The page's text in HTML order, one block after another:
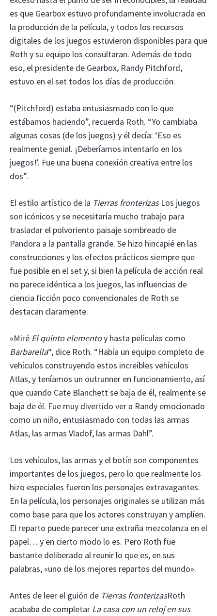
es que Gearbox estuvo profundamente involucrada en
la producción de la película, y todos los recursos
digitales de los juegos estuvieron disponibles para que
Roth y su equipo los consultaran. Además de todo
eso, el presidente de Gearbox, Randy Pitchford,
estuvo en el set todos los días de producción.
“(Pitchford) estaba entusiasmado con lo que
estábamos haciendo”, recuerda Roth. “Yo cambiaba
algunas cosas (de los juegos) y él decía: ‘Eso es
realmente genial. ¡Deberíamos intentarlo en los
juegos!’. Fue una buena conexión creativa entre los
dos”.
El estilo artístico de la Tierras fronterizasLos juegos
son icónicos y se necesitaría mucho trabajo para
trasladar el polvoriento paisaje sombreado de
Pandora a la pantalla grande. Se hizo hincapié en las
construcciones y los efectos prácticos siempre que
fue posible en el set y, si bien la película de acción real
no parece idéntica a los juegos, las influencias de
ciencia ficción poco convencionales de Roth se
destacan claramente.
«Miré El quinto elementoy hasta películas como
Barbarella“, dice Roth. “Había un equipo completo de
vehículos construyendo estos increíbles vehículos
Atlas, y teníamos un outrunner en funcionamiento, así
que cuando Cate Blanchett se baja de él, realmente se
baja de él. Fue muy divertido ver a Randy emocionado
como un niño, entusiasmado con todas las armas
Atlas, las armas Vladof, las armas Dahl”.
Los vehículos, las armas y el botín son componentes
importantes de los juegos, pero lo que realmente los
hizo especiales fueron los personajes extravagantes.
En la película, los personajes originales se utilizan más
como base para que los actores construyan y amplíen.
El reparto puede parecer una extraña mezcolanza en el
papel… y en cierto modo lo es. Pero Roth fue
bastante deliberado al reunir lo que es, en sus
palabras, «uno de los mejores repartos del mundo».
Antes de leer el guión de Tierras fronterizasRoth
acababa de completar La casa con un reloj en sus